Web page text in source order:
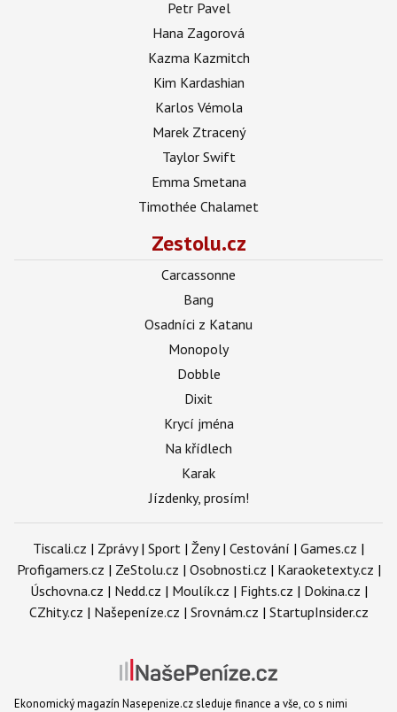
Petr Pavel
Hana Zagorová
Kazma Kazmitch
Kim Kardashian
Karlos Vémola
Marek Ztracený
Taylor Swift
Emma Smetana
Timothée Chalamet
Zestolu.cz
Carcassonne
Bang
Osadníci z Katanu
Monopoly
Dobble
Dixit
Krycí jména
Na křídlech
Karak
Jízdenky, prosím!
Tiscali.cz | Zprávy| Sport | Ženy| Cestování | Games.cz |
Profigamers.cz | ZeStolu.cz | Osobnosti.cz | Karaoketexty.cz |
Úschovna.cz | Nedd.cz | Moulík.cz | Fights.cz | Dokina.cz |
CZhity.cz | Našepeníze.cz | Srovnám.cz | StartupInsider.cz
Ekonomický magazín Nasepenize.cz sleduje finance a vše, co s nimi